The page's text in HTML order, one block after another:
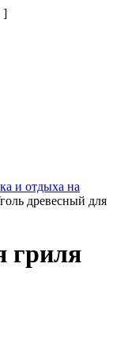
]
и отдыха на
древесный для
гриля